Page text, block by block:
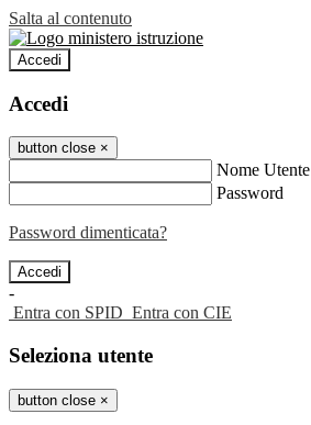
Salta al contenuto
Accedi
Accedi
button close ×
Nome Utente
Password
Password dimenticata?
-
Entra con SPID Entra con CIE
Seleziona utente
button close ×